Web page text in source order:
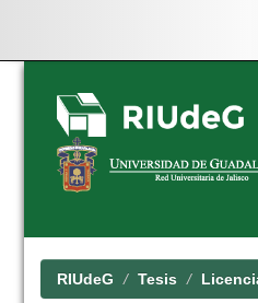
Skip
navigation
RIUdeG Tesis